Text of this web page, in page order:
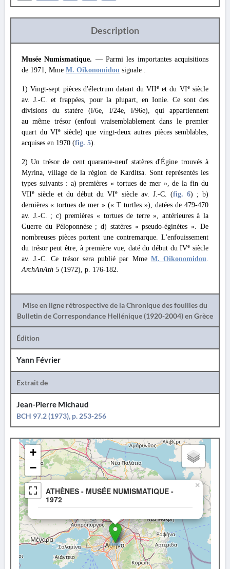
Description
Musée Numismatique. — Parmi les importantes acquisitions
de 1971, Mme M. Oikonomidou signale :
1) Vingt-sept pièces d'électrum datant du VIIeet du VIesiècle
av. J.-C. et frappées, pour la plupart, en Ionie. Ce sont des
divisions du statère (l/6e, l/24e, l/96e), qui appartiennent
au même trésor (enfoui vraisemblablement dans le premier
quart du VIe
siècle) que vingt-deux autres pièces semblables,
acquises en 1970 (fig. 5).
2) Un trésor de cent quarante-neuf statères d'Égine trouvés à
Myrina, village de la région de Karditsa. Sont représentés les
types suivants : a) premières « tortues de mer », de la fin du
VIIe siècle et du début du VIe siècle av. J.-C. (fig. 6) ; b)
dernières « tortues de mer » (« T turtles »), datées de 479-470
av. J.-C. ; c) premières « tortues de terre », antérieures à la
Guerre du Péloponnèse ; d) statères « pseudo-éginètes ». De
nombreuses pièces portent une contremarque. L'enfouissement
du trésor peut être, à première vue, daté du début du IVe siècle
av. J.-C. Ce trésor sera publié par Mme M. Oikonomidou.
ArchAnAth 5 (1972), p. 176-182.
Mise en ligne rétrospective de la Chronique des fouilles du
Bulletin de Correspondance Hellénique (1920-2004) en Grèce
Édition
Yann Février
Extrait de
Jean-Pierre Michaud
BCH 97.2 (1973), p. 253-256
ATHÈNES - MUSÉE NUMISMATIQUE -
1972
×
+
−